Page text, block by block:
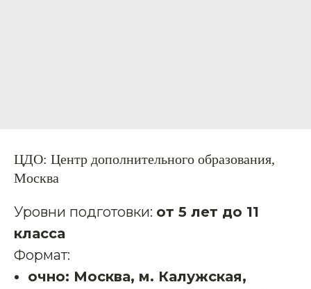
ЦДО: Центр дополнительного образования,
Москва
Уровни подготовки: от 5 лет до 11
класса
Формат:
очно: Москва, м. Калужская,